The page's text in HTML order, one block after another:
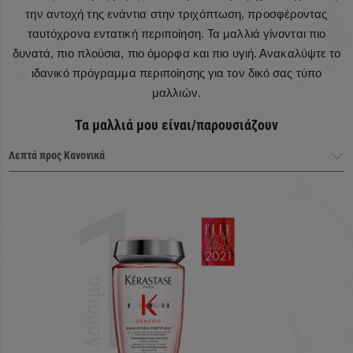
Ένας μοναδικός συνδυασμός Ρίζας Τζίντζερ και
Βλαστοκυττάρων Εντελβάις:
Η Ρίζα Τζιντζερ είναι γνωστή για την ικανότητά της να
παράγοντες της καθημερινότητας.
στην περιποίηση της επιδερμίδας για τις αντιοξειδωτικές
ιδιότητες και την ικανότητά τους να διαφυλάσσουν το
κολλαγόνο. Το άνθος Εντελβάις αντέχει ακόμα και στις πιο
ακραίες συνθήκες.
Aqua / water / eau - Cocos nucifera oil / coconut oil -
Amodimethicone - Polyquaternium-37 - Phenoxyethanol -
την αντοχή της ενάντια στην τριχόπτωση, προσφέροντας
ταυτόχρονα εντατική περιποίηση. Τα μαλλιά γίνονται πιο
δυνατά, πιο πλούσια, πιο όμορφα και πιο υγιή. Ανακαλύψτε το
ιδανικό πρόγραμμα περιποίησης για τον δικό σας τύπο
μαλλιών.
Τα μαλλιά μου είναι/παρουσιάζουν
1